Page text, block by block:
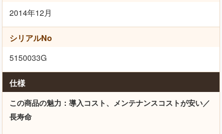
2014年12月
シリアルNo
5150033G
仕様
この商品の魅力：導入コスト、メンテナンスコストが安い／
長寿命